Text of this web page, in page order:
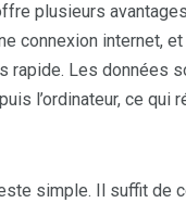
plusieurs
connexion internet,
rapide. Les données
l’ordinateur, ce qui
simple. Il suffit de